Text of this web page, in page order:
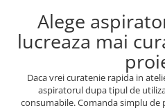
Alege
lucreaza mai
Daca vrei curatenie rapida in
aspiratorul dupa tipul de
consumabile. Comanda simplu de